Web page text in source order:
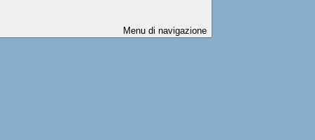
Menu di navigazione